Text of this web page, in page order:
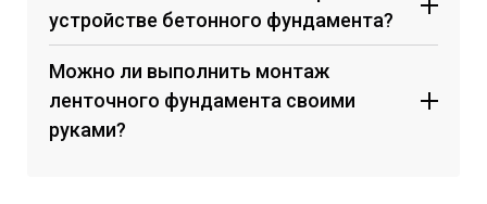
устройстве бетонного фундамента?
Можно ли выполнить монтаж
ленточного фундамента своими
руками?